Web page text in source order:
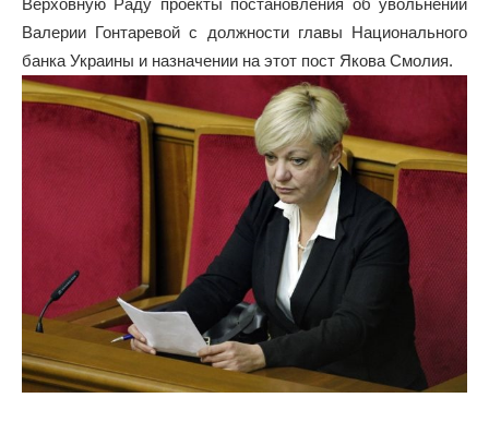
Верховную Раду проекты постановления об увольнении
Валерии Гонтаревой с должности главы Национального
банка Украины и назначении на этот пост Якова Смолия.